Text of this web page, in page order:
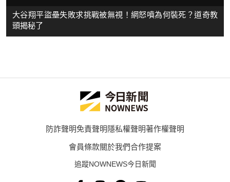
大谷翔平盜壘失敗求挑戰被無視！網怒噴為何裝死？道奇教
頭揭秘了
防詐聲明免責聲明隱私權聲明著作權聲明
會員條款關於我們合作提案
追蹤NOWNEWS今日新聞